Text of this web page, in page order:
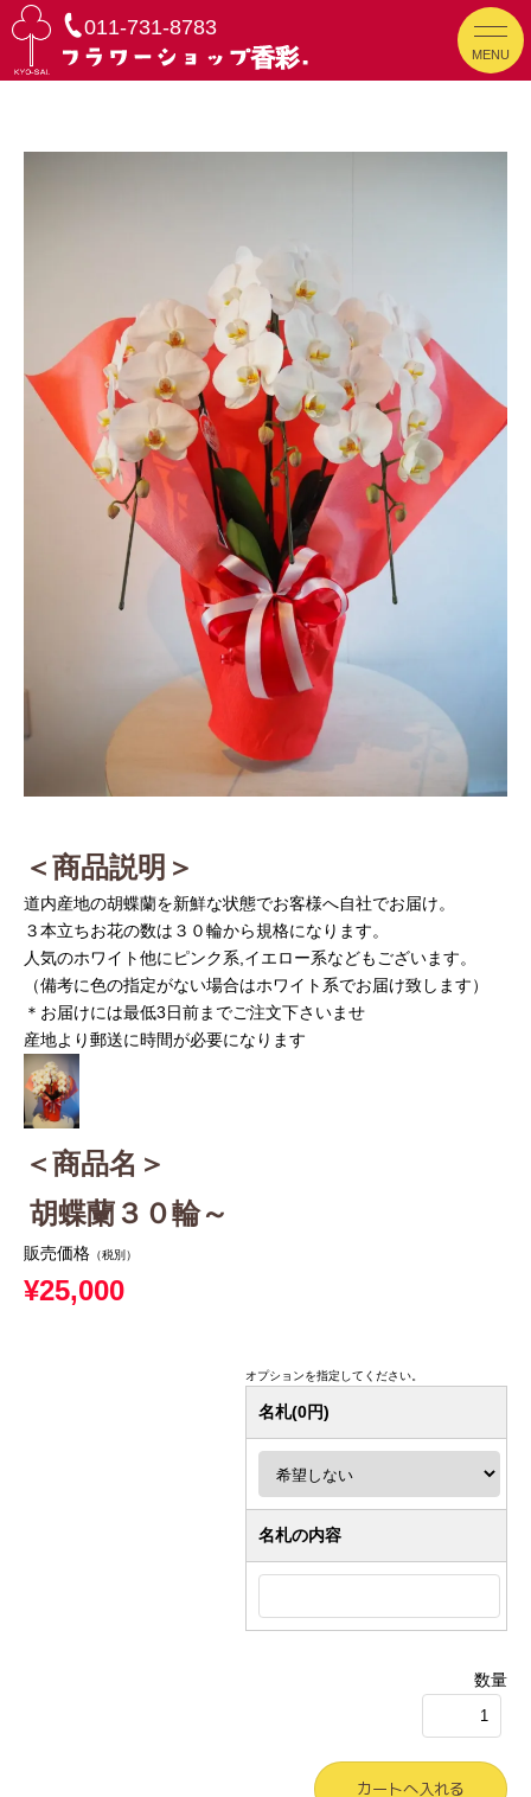
011-731-8783
MENU
＜商品説明＞
道内産地の胡蝶蘭を新鮮な状態でお客様へ自社でお届け。
３本立ちお花の数は３０輪から規格になります。
人気のホワイト他にピンク系,イエロー系などもございます。
（備考に色の指定がない場合はホワイト系でお届け致します）
＊お届けには最低3日前までご注文下さいませ
産地より郵送に時間が必要になります
＜商品名＞
胡蝶蘭３０輪～
販売価格 （税別）
¥25,000
オプションを指定してください。
名札(0円)
名札の内容
数量